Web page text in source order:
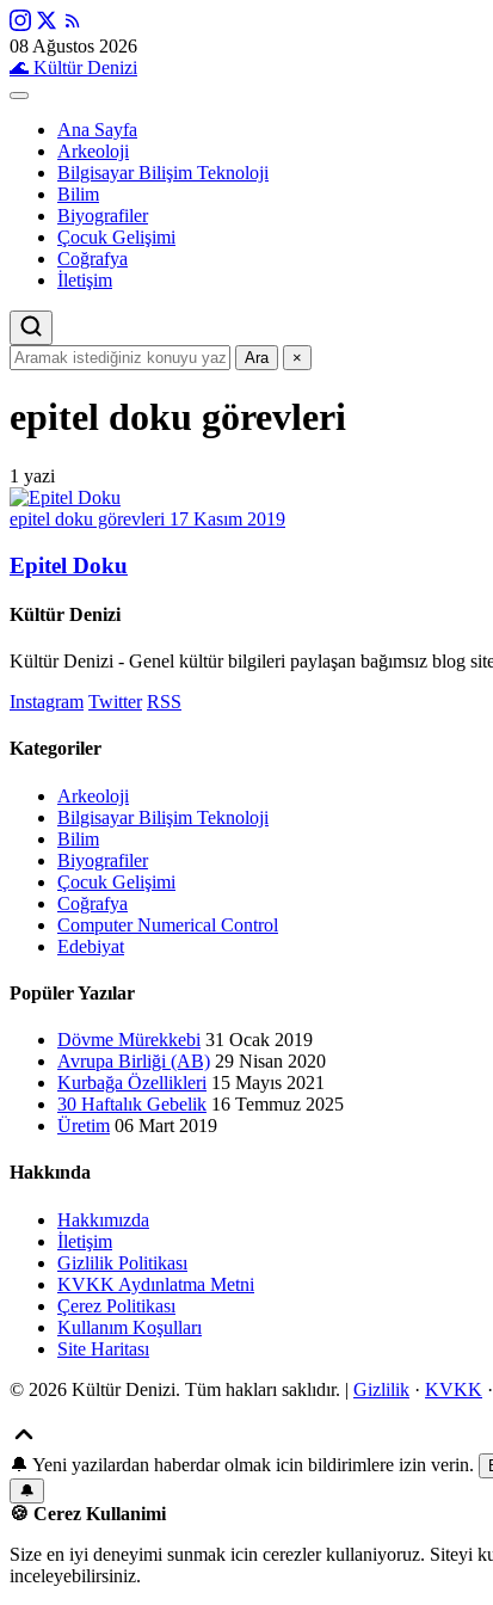
08 Ağustos 2026
🌊 Kültür Denizi
Ana Sayfa
Arkeoloji
Bilgisayar Bilişim Teknoloji
Bilim
Biyografiler
Çocuk Gelişimi
Coğrafya
İletişim
Ara ×
epitel doku görevleri
1 yazi
epitel doku görevleri 17 Kasım 2019
Epitel Doku
Kültür Denizi
Kültür Denizi - Genel kültür bilgileri paylaşan bağımsız blog
Instagram Twitter RSS
Kategoriler
Arkeoloji
Bilgisayar Bilişim Teknoloji
Bilim
Biyografiler
Çocuk Gelişimi
Coğrafya
Computer Numerical Control
Edebiyat
Popüler Yazılar
Dövme Mürekkebi 31 Ocak 2019
Avrupa Birliği (AB) 29 Nisan 2020
Kurbağa Özellikleri 15 Mayıs 2021
30 Haftalık Gebelik 16 Temmuz 2025
Üretim 06 Mart 2019
Hakkında
Hakkımızda
İletişim
Gizlilik Politikası
KVKK Aydınlatma Metni
Çerez Politikası
Kullanım Koşulları
Site Haritası
© 2026 Kültür Denizi. Tüm hakları saklıdır. | Gizlilik · KVKK ·
🔔 Yeni yazilardan haberdar olmak icin bildirimlere izin verin.
🔔
🍪 Cerez Kullanimi
Size en iyi deneyimi sunmak icin cerezler kullaniyoruz. Siteyi
inceleyebilirsiniz.